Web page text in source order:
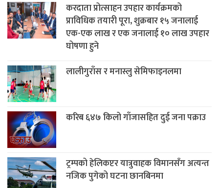
करदाता प्रोत्साहन उपहार कार्यक्रमको
प्राविधिक तयारी पूरा, शुक्रबार १५ जनालाई
एक-एक लाख र एक जनालाई १० लाख उपहार
घोषणा हुने
लालीगुराँस र मनास्लु सेमिफाइनलमा
करिब ६४७ किलो गाँजासहित दुई जना पक्राउ
ट्रम्पको हेलिकप्टर यात्रुवाहक विमानसँग अत्यन्त
नजिक पुगेको घटना छानबिनमा